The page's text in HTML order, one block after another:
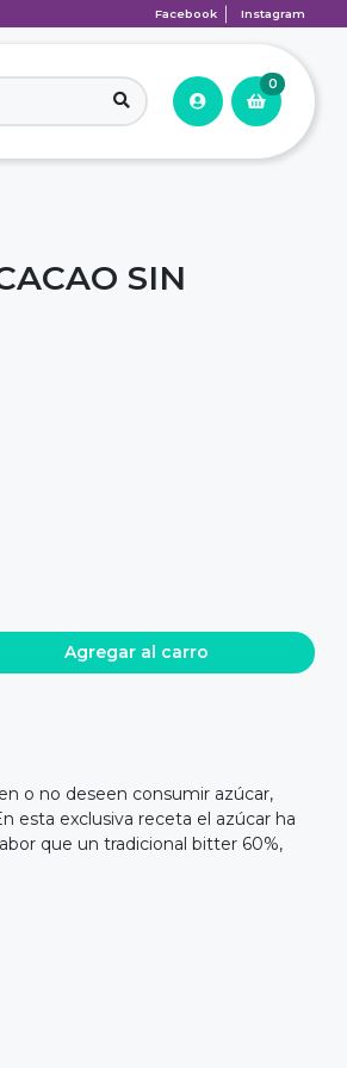
Facebook Instagram
0
SIN
Agregar al carro
o no deseen consumir azúcar,
esta exclusiva receta el azúcar ha
que un tradicional bitter 60%,